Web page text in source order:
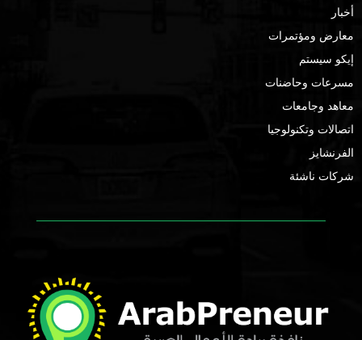
أخبار
معارض ومؤتمرات
إيكو سيستم
مسرعات وحاضنات
معاهد وجامعات
اتصالات وتكنولوجيا
الفرنشايز
شركات ناشئة